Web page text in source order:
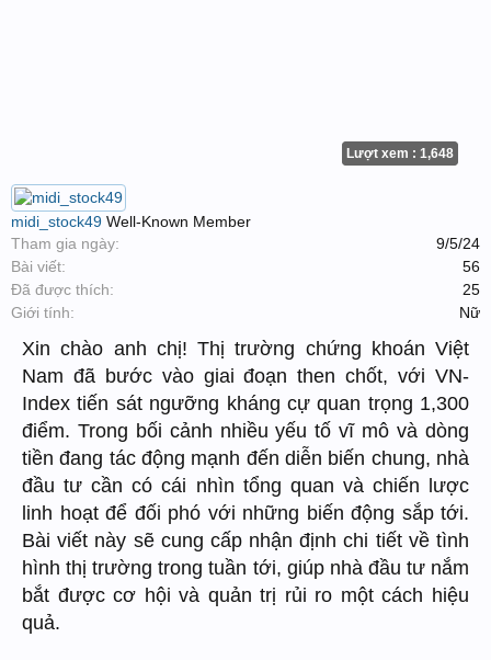
Lượt xem : 1,648
midi_stock49 Well-Known Member
Tham gia ngày:
9/5/24
Bài viết:
56
Đã được thích:
25
Giới tính:
Nữ
Xin chào anh chị! Thị trường chứng khoán Việt
Nam đã bước vào giai đoạn then chốt, với VN-
Index tiến sát ngưỡng kháng cự quan trọng 1,300
điểm. Trong bối cảnh nhiều yếu tố vĩ mô và dòng
tiền đang tác động mạnh đến diễn biến chung, nhà
đầu tư cần có cái nhìn tổng quan và chiến lược
linh hoạt để đối phó với những biến động sắp tới.
Bài viết này sẽ cung cấp nhận định chi tiết về tình
hình thị trường trong tuần tới, giúp nhà đầu tư nắm
bắt được cơ hội và quản trị rủi ro một cách hiệu
quả.